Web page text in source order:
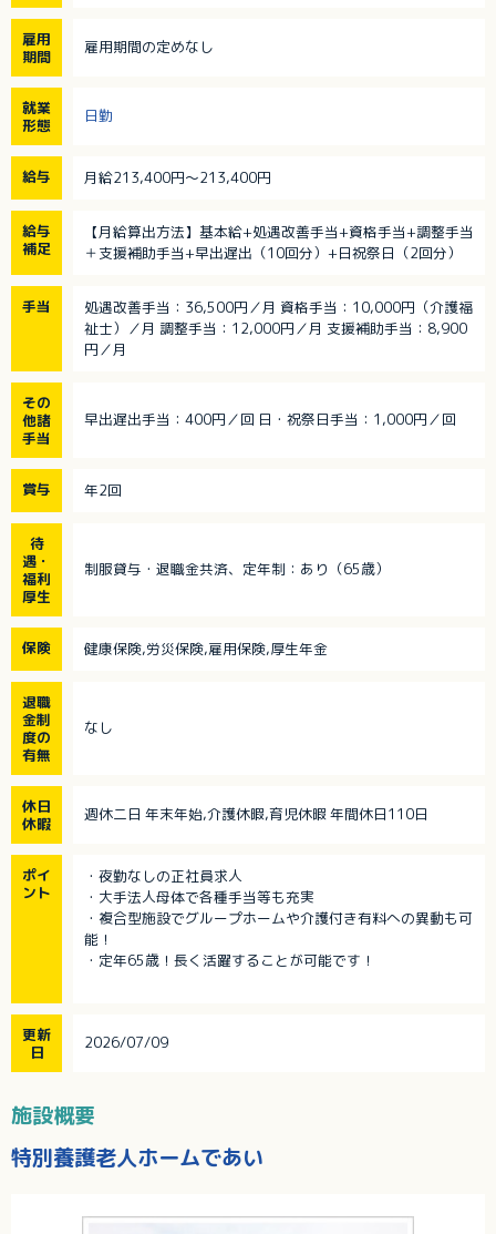
雇用
期間
雇用期間の定めなし
就業
形態
日勤
給与 月給213,400円～213,400円
給与
補足
【月給算出方法】基本給+処遇改善手当+資格手当+調整手当
＋支援補助手当+早出遅出（10回分）+日祝祭日（2回分）
手当
処遇改善手当：36,500円／月 資格手当：10,000円（介護福
祉士）／月 調整手当：12,000円／月 支援補助手当：8,900
円／月
その
他諸
手当
早出遅出手当：400円／回 日・祝祭日手当：1,000円／回
賞与 年2回
待
遇・
福利
厚生
制服貸与・退職金共済、定年制：あり（65歳）
保険 健康保険,労災保険,雇用保険,厚生年金
退職
金制
度の
有無
なし
休日
休暇
週休二日 年末年始,介護休暇,育児休暇 年間休日110日
ポイ
ント
・夜勤なしの正社員求人
・大手法人母体で各種手当等も充実
・複合型施設でグループホームや介護付き有料への異動も可
能！
・定年65歳！長く活躍することが可能です！
更新
日
2026/07/09
施設概要
特別養護老人ホームであい